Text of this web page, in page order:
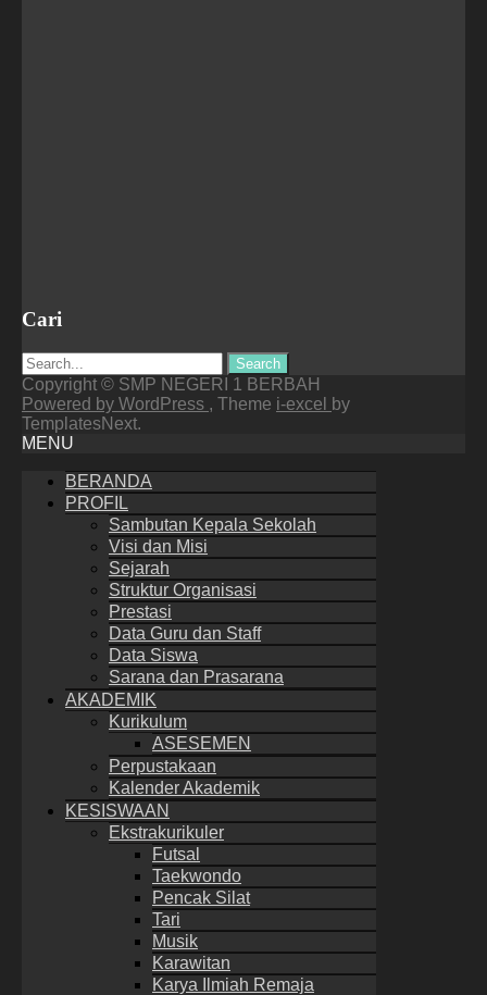
Cari
Search
for:
Copyright © SMP NEGERI 1 BERBAH
Powered by WordPress , Theme i-excel
by
TemplatesNext.
MENU
BERANDA
PROFIL
Sambutan Kepala Sekolah
Visi dan Misi
Sejarah
Struktur Organisasi
Prestasi
Data Guru dan Staff
Data Siswa
Sarana dan Prasarana
AKADEMIK
Kurikulum
ASESEMEN
Perpustakaan
Kalender Akademik
KESISWAAN
Ekstrakurikuler
Futsal
Taekwondo
Pencak Silat
Tari
Musik
Karawitan
Karya Ilmiah Remaja